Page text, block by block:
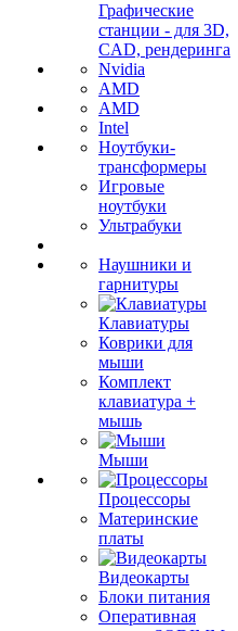
Графические
станции - для 3D,
CAD, рендеринга
Nvidia
AMD
AMD
Intel
Ноутбуки-
трансформеры
Игровые
ноутбуки
Ультрабуки
Наушники и
гарнитуры
Клавиатуры
Коврики для
мыши
Комплект
клавиатура +
мышь
Мыши
Процессоры
Материнские
платы
Видеокарты
Блоки питания
Оперативная